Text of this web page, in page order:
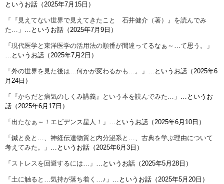
というお話（2025年7月15日）
「
『見えてない世界で見えてきたこと 石井健介（著）』を読んでみ
た… 」…というお話（2025年7月9日）
「 現代医学と東洋医学の活用法の順番が間違ってるなぁ～…て思う。
」
…というお話（2025年7月2日）
「 外の世界を見た後は…何かが変わるかも…。
」…というお話（2025年6
月24日）
「 『からだと病気のしくみ講義』という本を読んでみた… 」…というお
話（2025年6月17日）
「 出たなぁ～！エビデンス星人！ 」…というお話（2025年6月10日）
「 鍼と灸と…、神経伝達物質と内分泌系と…、古典を学ぶ理由について
考えてみた。
」…というお話（2025年6月3日）
「 ストレスを回避するには… 」…というお話（2025年5月28日）
「 土に触ると…気持が落ち着く…♪ 」…というお話（2025年5月20日）